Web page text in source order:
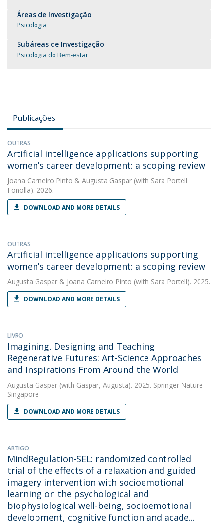
Áreas de Investigação
Psicologia
Subáreas de Investigação
Psicologia do Bem-estar
Publicações
OUTRAS
Artificial intelligence applications supporting
women’s career development: a scoping review
Joana Carneiro Pinto & Augusta Gaspar (with Sara Portell
Fonolla). 2026.
DOWNLOAD AND MORE DETAILS
OUTRAS
Artificial intelligence applications supporting
women’s career development: a scoping review
Augusta Gaspar & Joana Carneiro Pinto (with Sara Portell). 2025.
DOWNLOAD AND MORE DETAILS
LIVRO
Imagining, Designing and Teaching
Regenerative Futures: Art-Science Approaches
and Inspirations From Around the World
Augusta Gaspar (with Gaspar, Augusta). 2025. Springer Nature
Singapore
DOWNLOAD AND MORE DETAILS
ARTIGO
MindRegulation-SEL: randomized controlled
trial of the effects of a relaxation and guided
imagery intervention with socioemotional
learning on the psychological and
biophysiological well-being, socioemotional
development, cognitive function and acade...